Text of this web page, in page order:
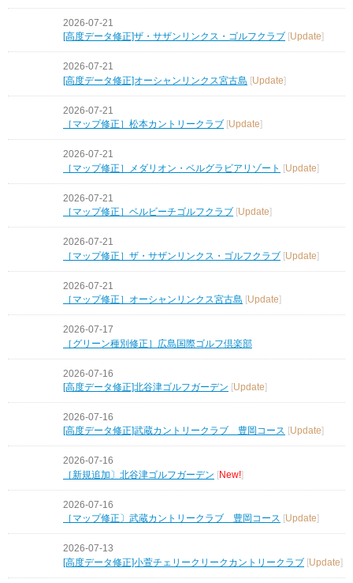
2026-07-21
[高度データ修正]ザ・サザンリンクス・ゴルフクラブ
Update
2026-07-21
[高度データ修正]オーシャンリンクス宮古島 [Update]
2026-07-21
［マップ修正］松本カントリークラブ
Update
2026-07-21
［マップ修正］メダリオン・ベルグラビアリゾート
[Update]
2026-07-21
［マップ修正］ベルビーチゴルフクラブ [Update]
2026-07-21
［マップ修正］ザ・サザンリンクス・ゴルフクラブ [Update]
2026-07-21
［マップ修正］オーシャンリンクス宮古島 [Update]
2026-07-17
［グリーン種別修正］広島国際ゴルフ倶楽部
2026-07-16
[高度データ修正]北谷津ゴルフガーデン [Update]
2026-07-16
[高度データ修正]武蔵カントリークラブ 豊岡コース
Update
2026-07-16
［新規追加〕北谷津ゴルフガーデン [New!]
2026-07-16
［マップ修正〕武蔵カントリークラブ 豊岡コース
Update
2026-07-13
[高度データ修正]小萱チェリークリークカントリークラブ [Update]